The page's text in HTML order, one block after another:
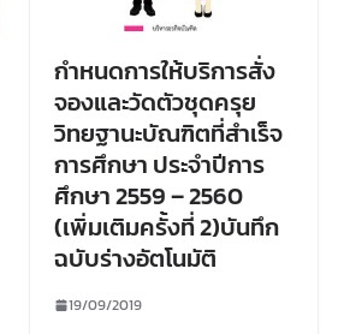
กำหนดการให้บริการสั่ง
จองและวัดตัวชุดครุย
วิทยฐานะบัณฑิตที่สำเร็จ
การศึกษา ประจำปีการ
ศึกษา 2559 – 2560
(เพิ่มเติมครั้งที่ 2)บันทึก
ฉบับร่างอัตโนมัติ
19/09/2019